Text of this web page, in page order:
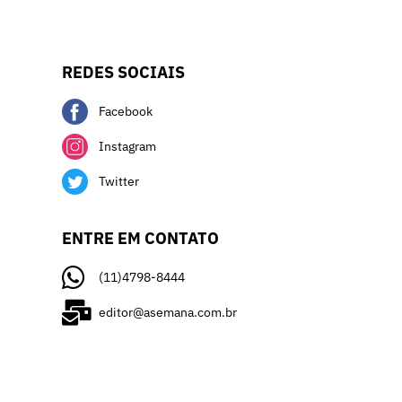
REDES SOCIAIS
Facebook
Instagram
Twitter
ENTRE EM CONTATO
(11)4798-8444
editor@asemana.com.br